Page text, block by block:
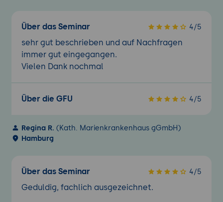
Gestalten und anpassen der Formularfelder
Feldbeschriftungen
Anordnen von Feldern
Dialogfenster Eigenschaften und
Der Toolbox und die Standardsteuerelemente
Standardsteuerelemente einfügen
Standardformulare für den
Formularentwurf einrichten
Über das Seminar 4/5
sehr gut beschrieben und auf Nachfragen
immer gut eingegangen.
Vielen Dank nochmal
Über die GFU 4/5
Regina R. (Kath. Marienkrankenhaus gGmbH)
Hamburg
Über das Seminar 4/5
Geduldig, fachlich ausgezeichnet.